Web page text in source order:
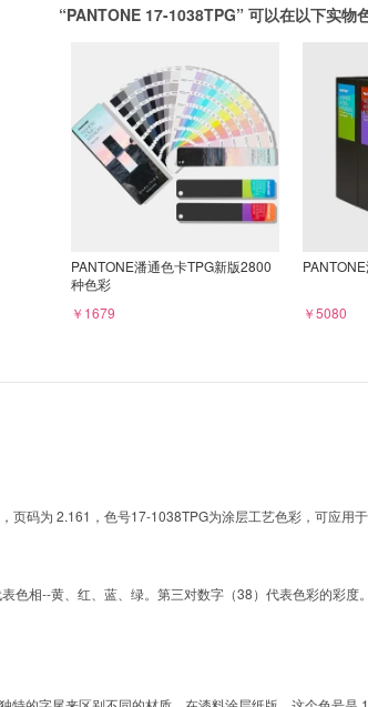
“PANTONE 17-1038TPG” 可以在以下实物
PANTONE潘通色卡TPG新版2800
种色彩
￥1679
￥5080
页码为 2.161，色号17-1038TPG为涂层工艺色彩，可应用
相--黄、红、蓝、绿。第三对数字（38）代表色彩的彩